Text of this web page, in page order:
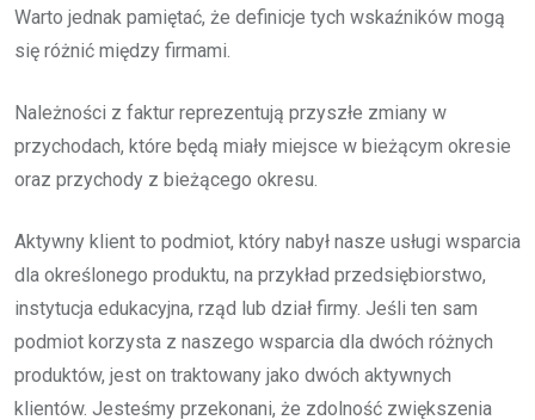
Warto jednak pamiętać, że definicje tych wskaźników mogą
się różnić między firmami.
Należności z faktur reprezentują przyszłe zmiany w
przychodach, które będą miały miejsce w bieżącym okresie
oraz przychody z bieżącego okresu.
Aktywny klient to podmiot, który nabył nasze usługi wsparcia
dla określonego produktu, na przykład przedsiębiorstwo,
instytucja edukacyjna, rząd lub dział firmy. Jeśli ten sam
podmiot korzysta z naszego wsparcia dla dwóch różnych
produktów, jest on traktowany jako dwóch aktywnych
klientów. Jesteśmy przekonani, że zdolność zwiększenia